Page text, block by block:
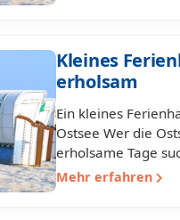
Kleines
erholsam
Ein kleines
Ostsee Wer die
erholsame Tage
Mehr erfahren